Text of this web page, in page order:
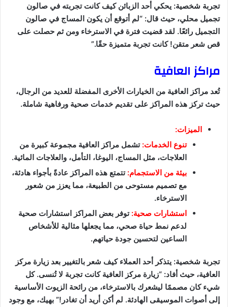
تجربة شخصية: يحكي أحد الزبائن كيف كانت تجربته في صالون
تجميل محلي، حيث قال: “لم أتوقع أن يكون المساج في صالون
التجميل رائعًا. لقد قضيت فترة في الاسترخاء ومن ثم حصلت على
قص شعر متقن! كانت تجربة متميزة حقًا.”
مراكز العافية
تُعد مراكز العافية من الخيارات الأخرى المفضلة للعديد من الرجال،
حيث تركز هذه المراكز على تقديم خدمات صحية ورفاهية شاملة.
الميزات:
تنوع الخدمات: تشمل مراكز العافية مجموعة كبيرة من
العلاجات، مثل المساج، اليوغا، التأمل، والعلاجات المائية.
بيئة من الاستجمام: تتمتع هذه المراكز عادةً بأجواء هادئة،
مع تصميم مستوحى من الطبيعة، مما يعزز من شعور
الاسترخاء.
استشارات صحية: توفر بعض المراكز استشارات صحية
لدعم نمط حياة صحي، مما يجعلها مثالية للأشخاص
الساعين لتحسين جودة حياتهم.
تجربة شخصية: يتذكر أحد العملاء كيف شعر بالتغيير بعد زيارة مركز
العافية، حيث أفاد: “زيارة مركز العافية كانت تجربة لا تُنسى. كل
شيء كان مصممًا ليشعرك بالاسترخاء، من رائحة الزيوت الأساسية
إلى أصوات الموسيقى الهادئة. لم أكن أريد أن تغادر!” بهيك، مع وجود